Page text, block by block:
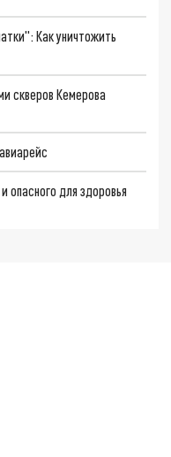
Как уничтожить
скверов Кемерова
опасного для здоровья